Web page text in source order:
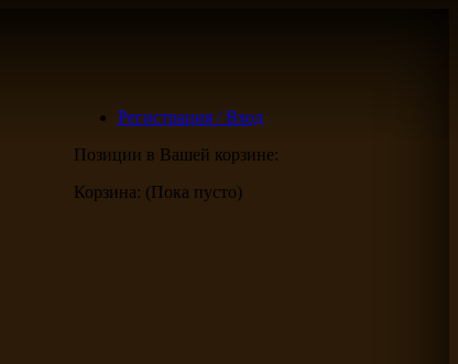
Регистрация / Вход
Позиции в Вашей корзине:
Корзина: (Пока пусто)